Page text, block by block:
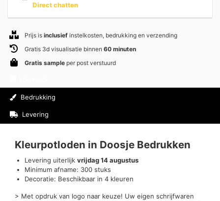
Direct chatten
Prijs is inclusief instelkosten, bedrukking en verzending
Gratis 3d visualisatie binnen 60 minuten
Gratis sample per post verstuurd
Bedrukking
Levering
Kleurpotloden in Doosje Bedrukken
Levering uiterlijk vrijdag 14 augustus
Minimum afname: 300 stuks
Decoratie: Beschikbaar in 4 kleuren
> Met opdruk van logo naar keuze! Uw eigen schrijfwaren